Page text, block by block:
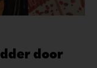
door